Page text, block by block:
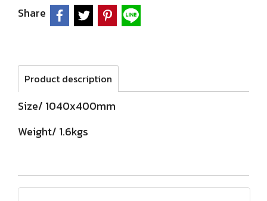
Share
Product description
Size/ 1040x400mm
Weight/ 1.6kgs